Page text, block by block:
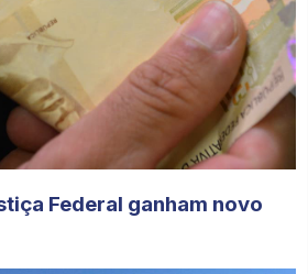
Federal ganham novo